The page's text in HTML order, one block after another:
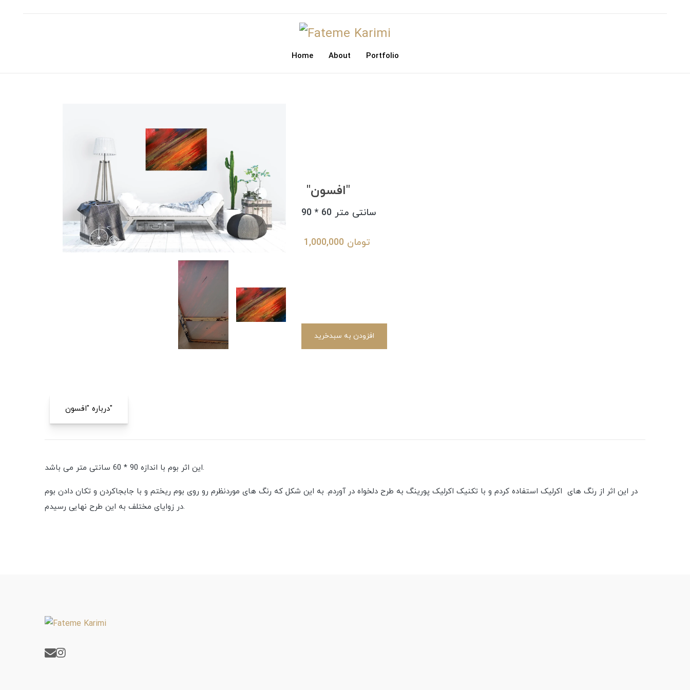
Home About Portfolio
"افسون"
90 * 60 سانتی متر
1,000,000 تومان
افزودن به سبدخرید
درباره "افسون"
این اثر بوم با اندازه 90 * 60 سانتی متر می باشد.
در این اثر از رنگ های اکرلیک استفاده کردم و با تکنیک اکرلیک پورینگ به طرح دلخواه در آوردم. به این شکل که رنگ های موردنظرم رو روی بوم ریختم و با جابجاکردن و تکان دادن بوم
در زوایای مختلف به این طرح نهایی رسیدم.